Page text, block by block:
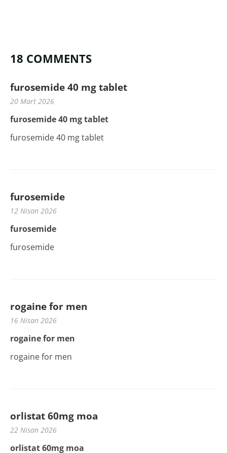
18 COMMENTS
furosemide 40 mg tablet
20 Mart 2026
furosemide 40 mg tablet
furosemide 40 mg tablet
furosemide
12 Nisan 2026
furosemide
furosemide
rogaine for men
16 Nisan 2026
rogaine for men
rogaine for men
orlistat 60mg moa
22 Nisan 2026
orlistat 60mg moa